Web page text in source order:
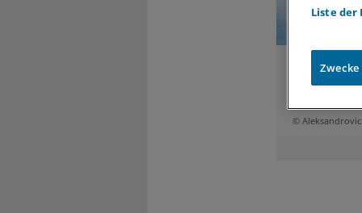
Bei der
für
zwischen
©
Liste